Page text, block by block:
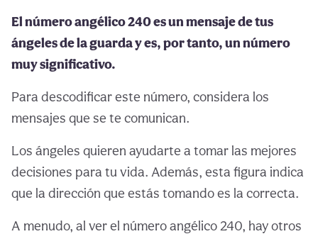
El número angélico 240 es un mensaje de tus
ángeles de la guarda y es, por tanto, un número
muy significativo.
Para descodificar este número, considera los
mensajes que se te comunican.
Los ángeles quieren ayudarte a tomar las mejores
decisiones para tu vida. Además, esta figura indica
que la dirección que estás tomando es la correcta.
A menudo, al ver el número angélico 240, hay otros